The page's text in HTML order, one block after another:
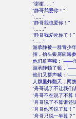
“谢谢......”
“静哥我爱你！”
“......”
“静哥我也爱你！”
“.......”
“静哥我爱死你了！”
“......”
游承静被一群青少
招，抬头银屑病海
他们群声喊：“——
游承静顿了顿，
他们又群声喊：
人群里炸翻天，两
“舟哥说了不让我们
“舟哥不在说了不算
“舟哥说了不算谁还
“舟哥他爸说了算！”
“舟哥只说一半算？”